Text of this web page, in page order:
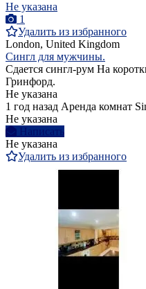
Не указана
1
Удалить из избранного
London, United Kingdom
Сингл для мужчины.
Сдается сингл-рум На
Гринфорд.
Не указана
1 год назад Аренда комнат
Не указана
Написать
Не указана
Удалить из избранного